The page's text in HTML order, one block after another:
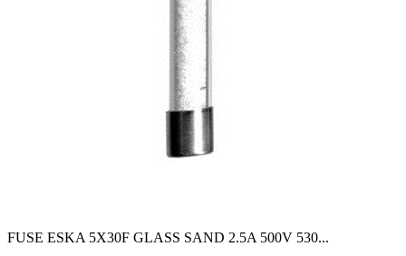
FUSE ESKA 5X30F GLASS SAND 2.5A 500V 530...